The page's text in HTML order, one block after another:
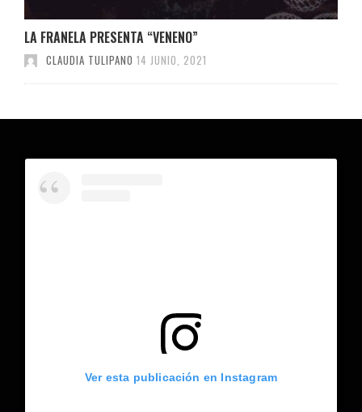
LA FRANELA PRESENTA “VENENO”
CLAUDIA TULIPANO 14 JUNIO, 2021
Ver esta publicación en Instagram